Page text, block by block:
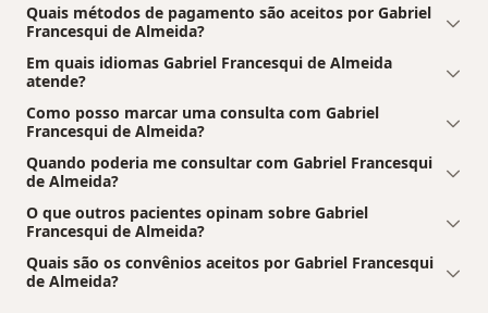
Quais métodos de pagamento são aceitos por Gabriel
Francesqui de Almeida?
Em quais idiomas Gabriel Francesqui de Almeida
atende?
Como posso marcar uma consulta com Gabriel
Francesqui de Almeida?
Quando poderia me consultar com Gabriel Francesqui
de Almeida?
O que outros pacientes opinam sobre Gabriel
Francesqui de Almeida?
Quais são os convênios aceitos por Gabriel Francesqui
de Almeida?